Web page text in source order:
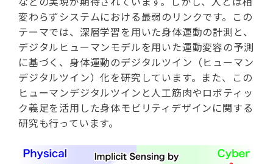
変わらずシステムにおける最弱のリンクです。この
テーマでは、深層学習を用いた身体運動の計測と、
デジタルヒューマンモデルを用いた運動変容の予測
に基づく、身体運動のデジタルツイン（ヒューマン
デジタルツイン）化を研究しています。また、この
ヒューマンデジタルツインと人工筋肉やロボティッ
ク義足を活用した身体モビリティデザインに関する
研究も行っています。